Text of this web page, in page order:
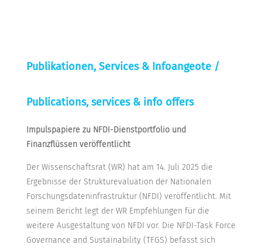
Publikationen, Services & Infoangeote /
Publications, services & info offers
Impulspapiere zu NFDI-Dienstportfolio und
Finanzflüssen veröffentlicht
Der Wissenschaftsrat (WR) hat am 14. Juli 2025 die
Ergebnisse der Strukturevaluation der Nationalen
Forschungsdateninfrastruktur (NFDI) veröffentlicht. Mit
seinem Bericht legt der WR Empfehlungen für die
weitere Ausgestaltung von NFDI vor. Die NFDI-Task Force
Governance and Sustainability (TFGS) befasst sich